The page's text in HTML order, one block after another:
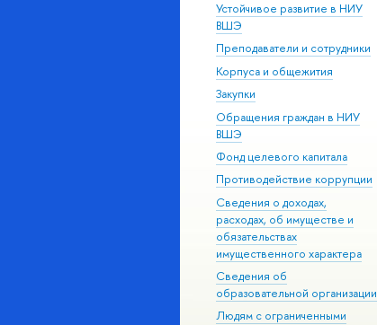
Устойчивое развитие в НИУ
ВШЭ
Преподаватели и сотрудники
Корпуса и общежития
Закупки
Обращения граждан в НИУ
ВШЭ
Фонд целевого капитала
Противодействие коррупции
Сведения о доходах,
расходах, об имуществе и
обязательствах
имущественного характера
Сведения об
образовательной организации
Людям с ограниченными